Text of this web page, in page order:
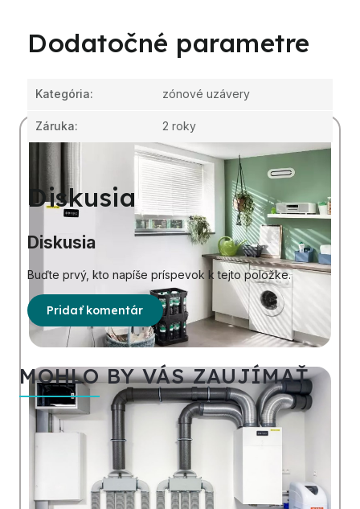
Dodatočné parametre
Kategória: zónové uzávery
Záruka: 2 roky
Diskusia
Diskusia
Buďte prvý, kto napíše príspevok k tejto položke.
Pridať komentár
MOHLO BY VÁS ZAUJÍMAŤ